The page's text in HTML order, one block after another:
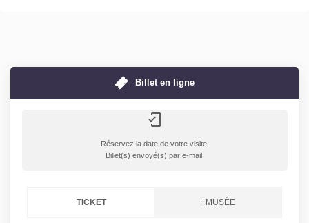
Billet en ligne
mobile_friendly
Réservez la date de votre visite.
Billet(s) envoyé(s) par e-mail
TICKET +MUSÉE